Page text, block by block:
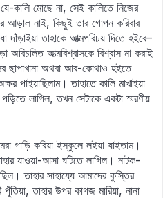
কালি মোছে না, সেই কালিতে নিজের
আড়াল নাই, কিছুই তার গোপন করিবার
দাঁড়াইয়া তাহাকে আত্মপরিচয় দিতে হইবে–
আত্মবিশ্বাসকে বিশ্বাস না করাই
ছাপাখানা অথবা আর-কোথাও হইতে
পাইয়াছিলাম। তাহাতে কালি মাখাইয়া
লাগিল, তখন সেটাকে একটা স্মরণীয়
গাড়ি করিয়া ইস্কুলে লইয়া যাইতাম।
যাওয়া-আসা ঘটিতে লাগিল। নাটক-
তাহার সাহায্যে আমাদের কুস্তির
তাহার উপর কাগজ মারিয়া, নানা